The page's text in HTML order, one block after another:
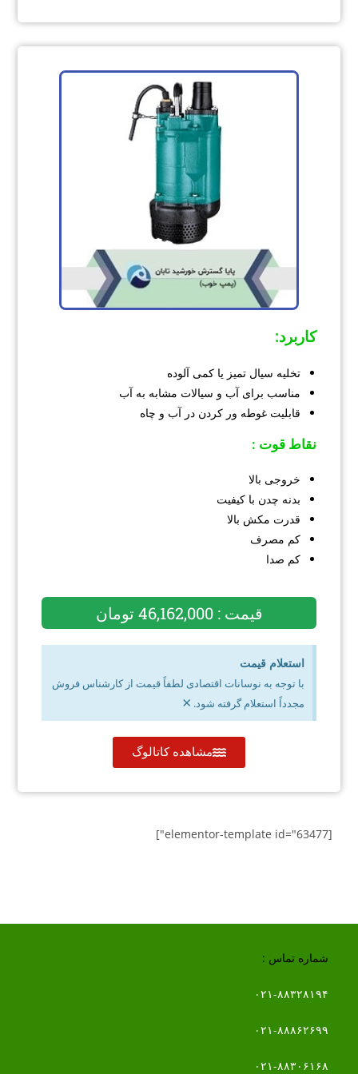
کاربرد:
تخلیه سیال تمیز یا کمی آلوده
مناسب برای آب و سیالات مشابه به آب
قابلیت غوطه ور کردن در آب و چاه
نقاط قوت :
خروجی بالا
بدنه چدن با کیفیت
قدرت مکش بالا
کم مصرف
کم صدا
قیمت : 46,162,000 تومان
استعلام قیمت
با توجه به نوسانات اقتصادی لطفاً قیمت از کارشناس فروش
مجدداً استعلام گرفته شود. ×
مشاهده کاتالوگ
[elementor-template id="63477"]
شماره تماس :
۰۲۱-۸۸۳۲۸۱۹۴
۰۲۱-۸۸۸۶۲۶۹۹
۰۲۱-۸۸۳۰۶۱۶۸